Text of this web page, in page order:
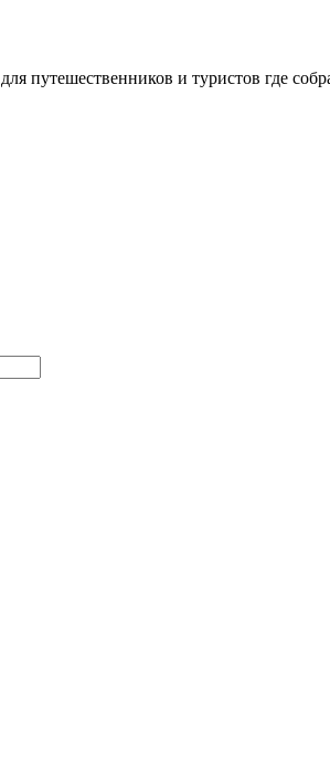
путешественников и туристов где